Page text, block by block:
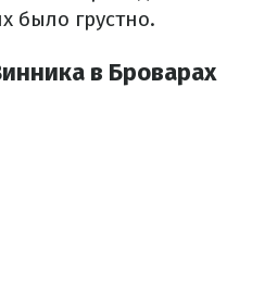
было грустно.
в Броварах